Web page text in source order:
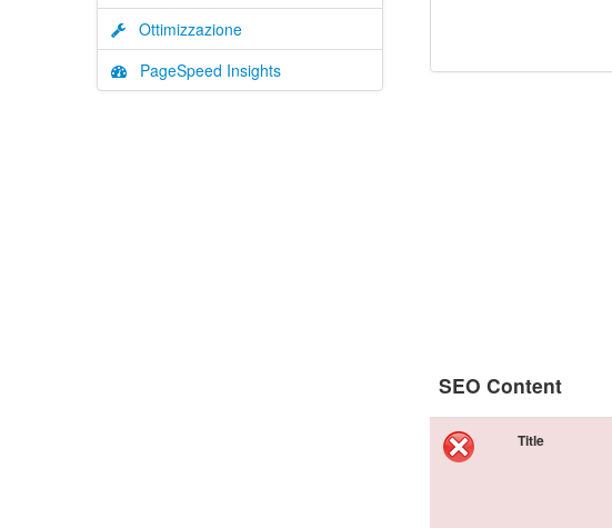
Ottimizzazione
PageSpeed Insights
SEO Content
Title